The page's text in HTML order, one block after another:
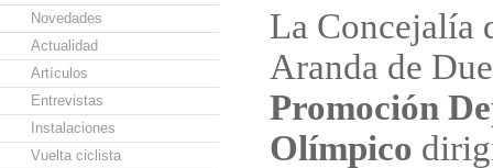
Novedades
Actualidad
Artículos
Entrevistas
Instalaciones
Vuelta ciclista
La Concejalía
Aranda de
Promoción
Olímpico